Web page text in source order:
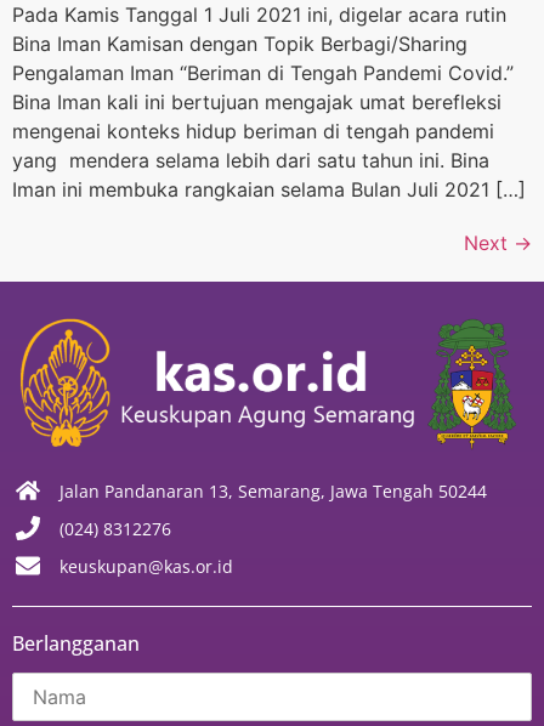
Pada Kamis Tanggal 1 Juli 2021 ini, digelar acara rutin
Bina Iman Kamisan dengan Topik Berbagi/Sharing
Pengalaman Iman “Beriman di Tengah Pandemi Covid.”
Bina Iman kali ini bertujuan mengajak umat berefleksi
mengenai konteks hidup beriman di tengah pandemi
yang mendera selama lebih dari satu tahun ini. Bina
Iman ini membuka rangkaian selama Bulan Juli 2021 […]
Next →
Jalan Pandanaran 13, Semarang, Jawa Tengah 50244
(024) 8312276
keuskupan@kas.or.id
Berlangganan